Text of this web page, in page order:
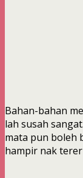
Bahan-bahan
lah susah
mata pun boleh
hampir nak